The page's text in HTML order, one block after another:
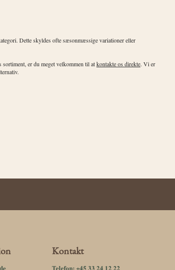
Dette skyldes ofte sæsonmæssige variationer eller
er du meget velkommen til atkontakte os direkte. Vi er
Kontakt
Telefon: +45 33 24 12 22